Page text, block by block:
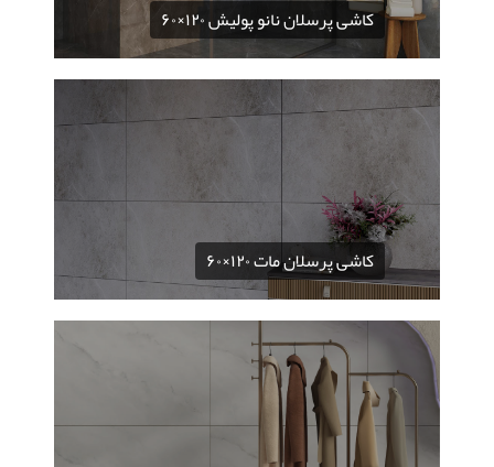
کاشی پرسلان نانو پولیش ۱۲۰×۶۰
کاشی پرسلان مات ۱۲۰×۶۰